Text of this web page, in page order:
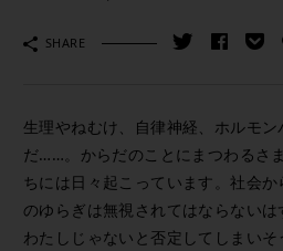
SHARE
生理やねむけ、自律神経、ホルモ
だ……。からだのことにまつわるさ
ちには日々起こっています。社会
のゆらぎは無視されてはならない
わたしじゃないと否定してしまい